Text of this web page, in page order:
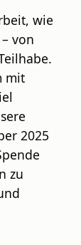
wie
von
mit
2025
zu